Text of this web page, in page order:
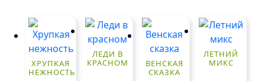
Опции
ХРУПКАЯ
НЕЖНОСТЬ
ЛЕДИ В
КРАСНОМ
ВЕНСКАЯ
СКАЗКА
ЛЕТНИЙ
МИКС